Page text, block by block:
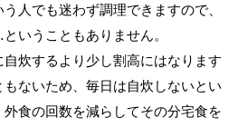
人でも迷わず調理できますので、
いうこともありません。
炊するより少し割高にはなります
ないため、毎日は自炊しないとい
食の回数を減らしてその分宅食を